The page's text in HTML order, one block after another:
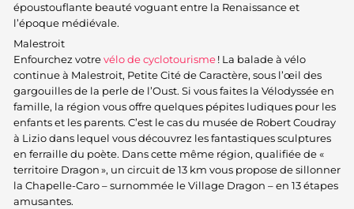
époustouflante beauté voguant entre la Renaissance et
l’époque médiévale.
Malestroit
Enfourchez votre vélo de cyclotourisme ! La balade à vélo
continue à Malestroit, Petite Cité de Caractère, sous l’œil des
gargouilles de la perle de l’Oust. Si vous faites la Vélodyssée en
famille, la région vous offre quelques pépites ludiques pour les
enfants et les parents. C’est le cas du musée de Robert Coudray
à Lizio dans lequel vous découvrez les fantastiques sculptures
en ferraille du poète. Dans cette même région, qualifiée de «
territoire Dragon », un circuit de 13 km vous propose de sillonner
la Chapelle-Caro – surnommée le Village Dragon – en 13 étapes
amusantes.